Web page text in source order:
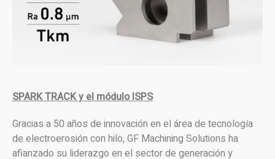
SPARK TRACK y el módulo ISPS
Gracias a 50 años de innovación en el área de tecnología
de electroerosión con hilo, GF Machining Solutions ha
afianzado su liderazgo en el sector de generación y